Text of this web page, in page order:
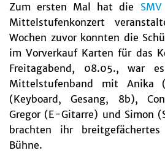
Zum ersten Mal hat die SMV
Mittelstufenkonzert
Wochen zuvor konnten die
im Vorverkauf Karten für das
Freitagabend, 08.05., war
Mittelstufenband mit Anika
(Keyboard, Gesang, 8b),
Gregor (E-Gitarre) und Simon
brachten ihr
Bühne.